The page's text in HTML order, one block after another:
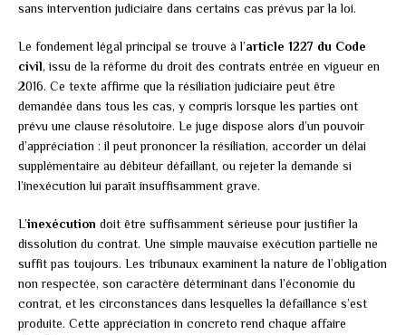
sans intervention judiciaire dans certains cas prévus par la loi.
Le fondement légal principal se trouve à l’article 1227 du Code
civil, issu de la réforme du droit des contrats entrée en vigueur en
2016. Ce texte affirme que la résiliation judiciaire peut être
demandée dans tous les cas, y compris lorsque les parties ont
prévu une clause résolutoire. Le juge dispose alors d’un pouvoir
d’appréciation : il peut prononcer la résiliation, accorder un délai
supplémentaire au débiteur défaillant, ou rejeter la demande si
l’inexécution lui paraît insuffisamment grave.
L’inexécution doit être suffisamment sérieuse pour justifier la
dissolution du contrat. Une simple mauvaise exécution partielle ne
suffit pas toujours. Les tribunaux examinent la nature de l’obligation
non respectée, son caractère déterminant dans l’économie du
contrat, et les circonstances dans lesquelles la défaillance s’est
produite. Cette appréciation in concreto rend chaque affaire